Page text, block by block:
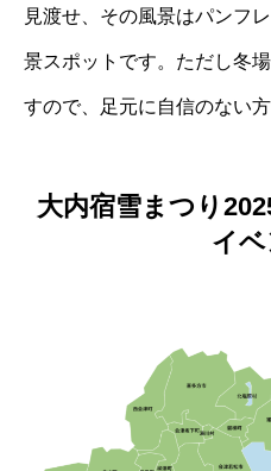
見渡せ、その風景はパンフ
景スポットです。ただし冬
すので、足元に自信のない
大内宿雪まつり
イベ